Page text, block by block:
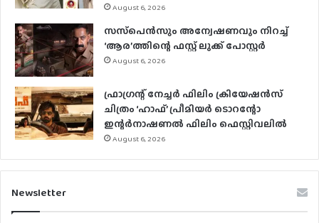
August 6, 2026
സസ്‌പെന്‍സും അന്വേഷണവും നിറച്ച്
‘ആര’ത്തിന്റെ ഫസ്റ്റ് ലുക്ക് പോസ്റ്റര്‍
August 6, 2026
ഫ്രാഗ്രന്റ് നേച്ചര്‍ ഫിലിം ക്രിയേഷന്‍സ്
ചിത്രം ‘ഹാഫ്’ പ്രീമിയര്‍ ടൊറന്റോ
ഇന്റര്‍നാഷണല്‍ ഫിലിം ഫെസ്റ്റിവലില്‍
August 6, 2026
Newsletter